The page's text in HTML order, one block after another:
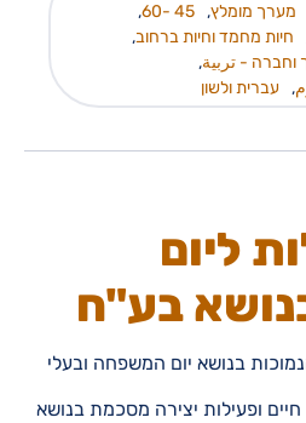
מערך מומלץ,
45 -60
,
חיות מחמד וחיות ברחוב,
וחברה - تربية,
, עברית ולשון
ליום
בע"ח
בנושא יום המשפחה ובעלי
ופעילות יצירה מסכמת בנושא